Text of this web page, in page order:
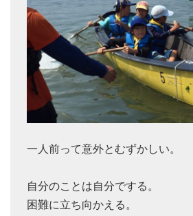
一人前って意外とむずかしい。
自分のことは自分でする。
困難に立ち向かえる。